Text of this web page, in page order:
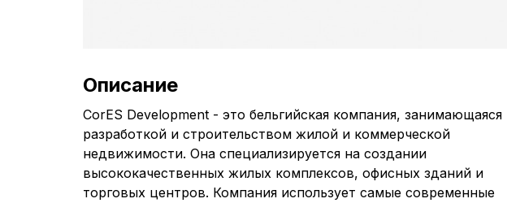
Описание
CorES Development - это бельгийская компания, занимающаяся
разработкой и строительством жилой и коммерческой
недвижимости. Она специализируется на создании
высококачественных жилых комплексов, офисных зданий и
торговых центров. Компания использует самые современные